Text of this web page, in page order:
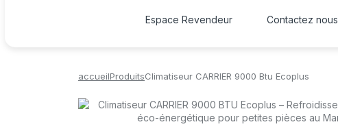
Espace Revendeur Contactez nous
accueilProduitsClimatiseur CARRIER 9000 Btu Ecoplus